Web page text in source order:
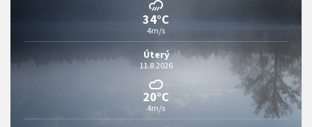
34°C
4m/s
Úterý
11.8.2026
20°C
4m/s